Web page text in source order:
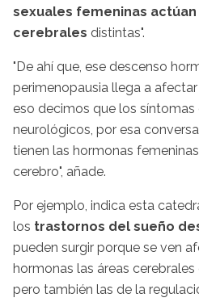
sexuales femeninas
cerebrales distintas".
"De ahí que, ese descenso
perimenopausia llega a
eso decimos que los
neurológicos, por esa
tienen las hormonas
cerebro", añade.
Por ejemplo, indica esta
los trastornos del sueño
pueden surgir porque se ven
hormonas las áreas
pero también las de la